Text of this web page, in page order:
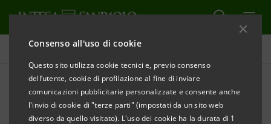
Consenso all'uso di cookie
Questo sito utilizza cookie tecnici e, previo consenso
dell’utente, cookie di profilazione al fine di inviare
comunicazioni pubblicitarie personalizzate e consente anche
l'invio di cookie di "terze parti" (impostati da un sito web
diverso da quello visitato). L'uso dei cookie ha la durata di 1
Tutti i progetti
ECONOMIA